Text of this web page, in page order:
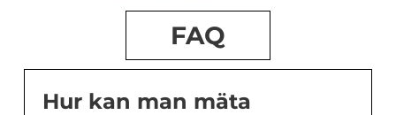
FAQ
Hur kan man mäta